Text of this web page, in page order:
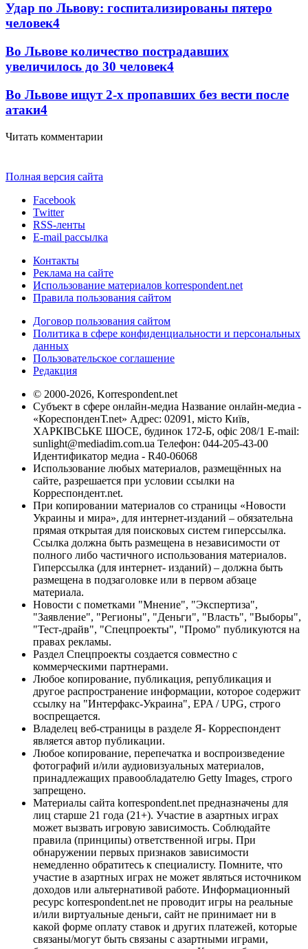
Удар по Львову: госпитализированы пятеро
человек4
Во Львове количество пострадавших
увеличилось до 30 человек4
Во Львове ищут 2-х пропавших без вести после
атаки4
Читать комментарии
Полная версия сайта
Facebook
Twitter
RSS-ленты
E-mail рассылка
Контакты
Реклама на сайте
Использование материалов korrespondent.net
Правила пользования сайтом
Договор пользования сайтом
Политика в сфере конфиденциальности и персональных
данных
Пользовательское соглашение
Редакция
© 2000-2026, Korrespondent.net
Субъект в сфере онлайн-медиа Название онлайн-медиа -
«КореспонденТ.net» Адрес: 02091, місто Київ,
ХАРКІВСЬКЕ ШОСЕ, будинок 172-Б, офіс 208/1 E-mail:
sunlight@mediadim.com.ua Телефон: 044-205-43-00
Идентификатор медиа - R40-06068
Использование любых материалов, размещённых на
сайте, разрешается при условии ссылки на
Корреспондент.net.
При копировании материалов со страницы «Новости
Украины и мира», для интернет-изданий – обязательна
прямая открытая для поисковых систем гиперссылка.
Ссылка должна быть размещена в независимости от
полного либо частичного использования материалов.
Гиперссылка (для интернет- изданий) – должна быть
размещена в подзаголовке или в первом абзаце
материала.
Новости с пометками "Мнение", "Экспертиза",
"Заявление", "Регионы", "Деньги", "Власть", "Выборы",
"Тест-драйв", "Спецпроекты", "Промо" публикуются на
правах рекламы.
Раздел Спецпроекты создается совместно с
коммерческими партнерами.
Любое копирование, публикация, републикация и
другое распространение информации, которое содержит
ссылку на "Интерфакс-Украина", EPA / UPG, строго
воспрещается.
Владелец веб-страницы в разделе Я- Корреспондент
является автор публикации.
Любое копирование, перепечатка и воспроизведение
фотографий и/или аудиовизуальных материалов,
принадлежащих правообладателю Getty Images, строго
запрещено.
Материалы сайта korrespondent.net предназначены для
лиц старше 21 года (21+). Участие в азартных играх
может вызвать игровую зависимость. Соблюдайте
правила (принципы) ответственной игры. При
обнаружении первых признаков зависимости
немедленно обратитесь к специалисту. Помните, что
участие в азартных играх не может являться источником
доходов или альтернативой работе. Информационный
ресурс korrespondent.net не проводит игры на реальные
и/или виртуальные деньги, сайт не принимает ни в
какой форме оплату ставок и других платежей, которые
связаны/могут быть связаны с азартными играми,